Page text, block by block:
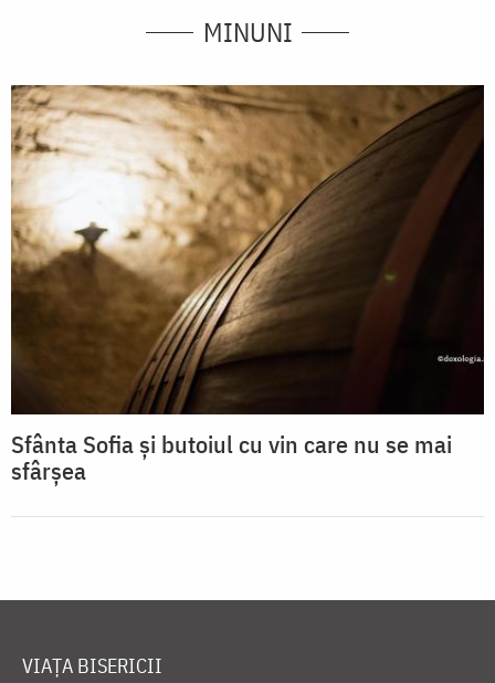
MINUNI
Sfânta Sofia și butoiul cu vin care nu se mai
sfârșea
VIAȚA BISERICII